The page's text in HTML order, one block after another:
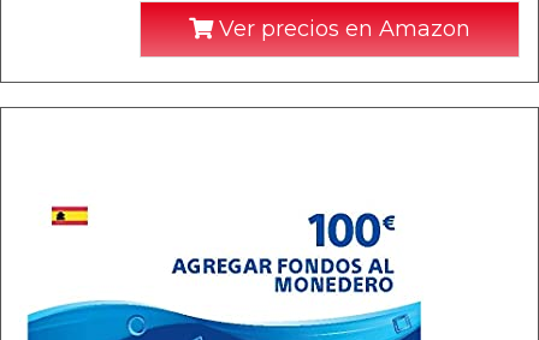
Ver precios en Amazon